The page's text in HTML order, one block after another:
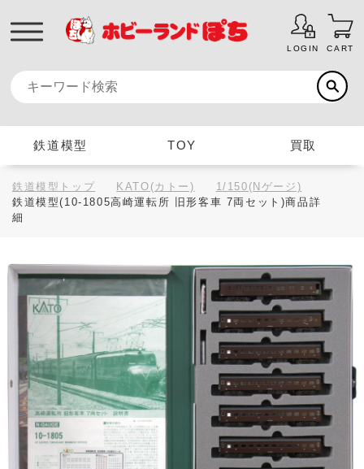
LOGIN CART
鉄道模型 TOY 買取
鉄道模型トップ KATO(カトー)
1/150(Nゲージ)
鉄道模型(10-1805高崎運転所 旧形客車 7両セット)商品詳
細